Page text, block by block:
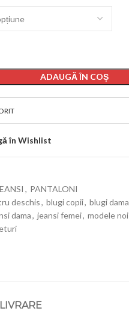
ADAUGĂ ÎN COȘ
în Wishlist
, PANTALONI
deschis, blugi copii, blugi dama
dama, jeansi femei, modele noi